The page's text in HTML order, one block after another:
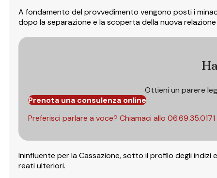
A fondamento del provvedimento vengono posti i
dopo la separazione e la scoperta della nuova
Ottieni un parere
Prenota una consulenza online
Preferisci parlare a voce? Chiamaci allo 06.69.35.0171
Ininfluente per la Cassazione, sotto il profilo degli indizi
reati ulteriori.